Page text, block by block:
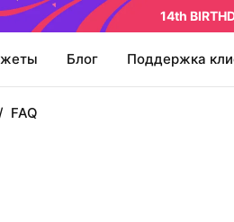
14th
Блог Поддержка
FAQ